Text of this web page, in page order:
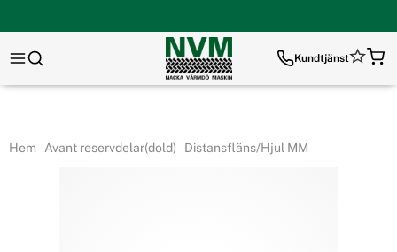
Kundtjänst
Hem Avant reservdelar(dold) Distansfläns/Hjul MM